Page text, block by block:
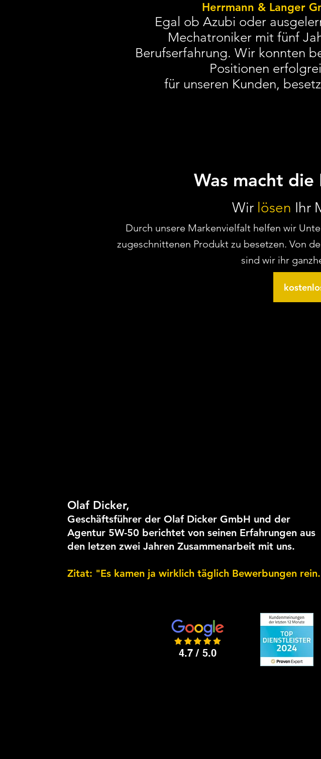
Egal ob Azubi oder
Mechatroniker mit fünf
Berufserfahrung. Wir konnten
Positionen
für unseren Kunden,
Herrmann & Langer
Was macht
Wir lösen Ihr
Durch unsere Markenvielfalt helfen wir
zugeschnittenen Produkt zu besetzen. Von
sind wir ihr
Olaf Dicker,
Geschäftsführer der Olaf Dicker GmbH und der
Agentur 5W-50 berichtet von seinen Erfahrungen aus
den letzen zwei Jahren Zusammenarbeit mit uns.
Zitat: "Es kamen ja wirklich täglich Bewerbungen
4.7 / 5.0